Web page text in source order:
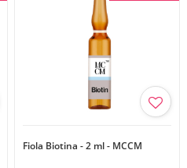
Fiola Biotina - 2 ml - MCCM